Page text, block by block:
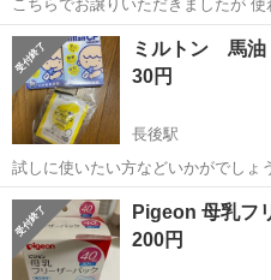
こちらでお譲りいただきましたが 使
ます🙇‍♀️ 箱が少し壊れていますが本体
渡しは下土棚近辺、または横須賀
談下さい！
神奈川 藤沢市 長後駅 ベビ
ミルトン 馬油
30円
長後駅
試しに使いたい方などいかがでし
神奈川 藤沢市 長後駅 ベビ
Pigeon 母乳フ
200円